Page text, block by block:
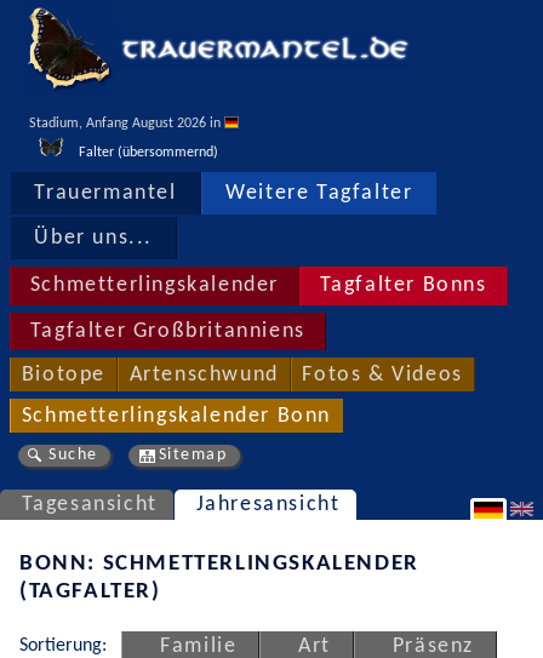
Stadium, Anfang August 2026 in
Falter (übersommernd)
Trauermantel Weitere Tagfalter
Über uns...
Schmetterlingskalender Tagfalter Bonns
Tagfalter Großbritanniens
Biotope Artenschwund Fotos & Videos
Schmetterlingskalender Bonn
Suche Sitemap
Tagesansicht Jahresansicht
BONN: SCHMETTERLINGSKALENDER
(TAGFALTER)
Sortierung: Familie Art
Präsenz